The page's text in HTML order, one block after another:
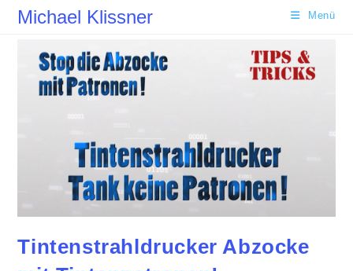
ZumMichael Klissner Menü
Tintenstrahldrucker Abzocke